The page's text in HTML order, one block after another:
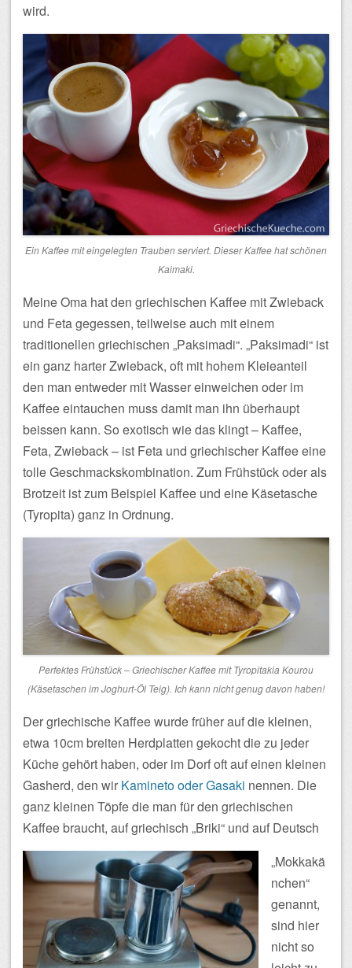
wird.
Ein Kaffee mit eingelegten Trauben serviert. Dieser Kaffee hat schönen
Kaimaki.
Meine Oma hat den griechischen Kaffee mit Zwieback
und Feta gegessen, teilweise auch mit einem
traditionellen griechischen „Paksimadi“. „Paksimadi“ ist
ein ganz harter Zwieback, oft mit hohem Kleieanteil
den man entweder mit Wasser einweichen oder im
Kaffee eintauchen muss damit man ihn überhaupt
beissen kann. So exotisch wie das klingt – Kaffee,
Feta, Zwieback – ist Feta und griechischer Kaffee eine
tolle Geschmackskombination. Zum Frühstück oder als
Brotzeit ist zum Beispiel Kaffee und eine Käsetasche
(Tyropita) ganz in Ordnung.
Perfektes Frühstück – Griechischer Kaffee mit Tyropitakia Kourou
(Käsetaschen im Joghurt-Öl Teig). Ich kann nicht genug davon haben!
Der griechische Kaffee wurde früher auf die kleinen,
etwa 10cm breiten Herdplatten gekocht die zu jeder
Küche gehört haben, oder im Dorf oft auf einen kleinen
Gasherd, den wir Kamineto oder Gasaki nennen. Die
ganz kleinen Töpfe die man für den griechischen
Kaffee braucht, auf griechisch „Briki“ und auf Deutsch
„Mokkakä
nchen“
genannt,
sind hier
nicht so